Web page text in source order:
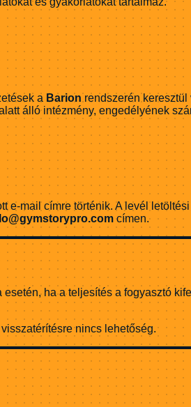
a Barionrendszerén keresztül
álló intézmény, engedélyének
mail címre történik. A levél
címen.
ha a teljesítés a fogyasztó
nincs lehetőség.